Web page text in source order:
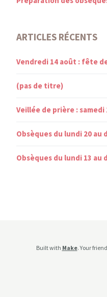
ARTICLES RÉCENTS
Vendredi 14 août : fête
(pas de titre)
Veillée de prière : samedi
Obsèques du lundi 20 au
Obsèques du lundi 13 au
Built with Make. Your